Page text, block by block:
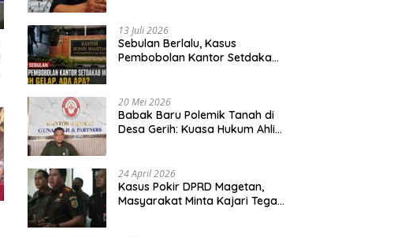
13 Juli 2026
Sebulan Berlalu, Kasus
Pembobolan Kantor Setdakab
20 Mei 2026
Babak Baru Polemik Tanah di
Desa Gerih: Kuasa Hukum Ahli
24 April 2026
Kasus Pokir DPRD Magetan,
Masyarakat Minta Kajari Tegak